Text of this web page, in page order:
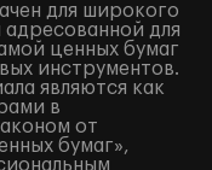
для широкого
адресованной для
ценных бумаг
инструментов.
являются как
в
от
бумаг»,